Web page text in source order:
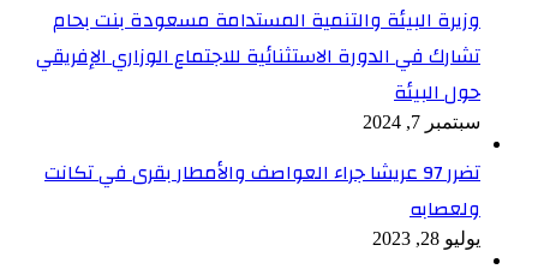
وزيرة البيئة والتنمية المستدامة مسعودة بنت بحام
تشارك في الدورة الاستثنائية للاجتماع الوزاري الإفريقي
حول البيئة
سبتمبر 7, 2024
تضرر 97 عريشا جراء العواصف والأمطار بقرى في تكانت
ولعصابه
يوليو 28, 2023